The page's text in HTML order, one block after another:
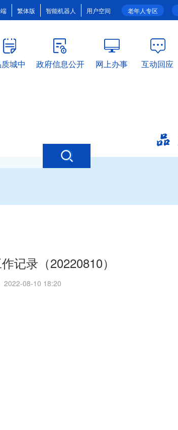
老年人专区
繁体版 智能机器人 用户空间
城中 政府信息公开 网上办事 互动回应
记录（20220810）
2022-08-10 18:20